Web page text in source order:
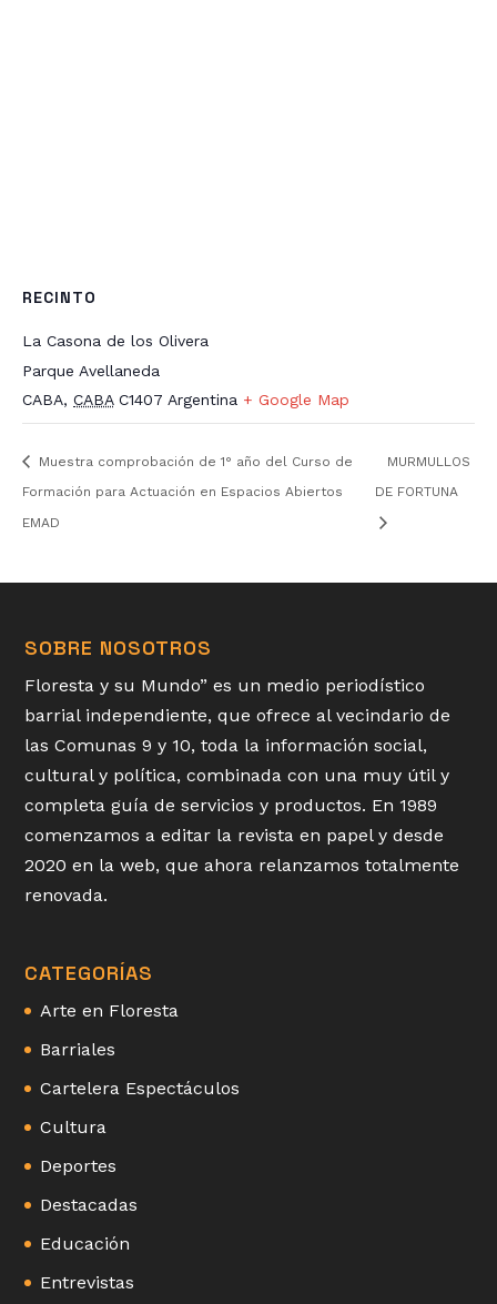
RECINTO
La Casona de los Olivera
Parque Avellaneda
CABA, CABA C1407 Argentina + Google Map
Muestra comprobación de 1° año del Curso de
Formación para Actuación en Espacios Abiertos
EMAD
MURMULLOS
DE FORTUNA
SOBRE NOSOTROS
Floresta y su Mundo” es un medio periodístico
barrial independiente, que ofrece al vecindario de
las Comunas 9 y 10, toda la información social,
cultural y política, combinada con una muy útil y
completa guía de servicios y productos. En 1989
comenzamos a editar la revista en papel y desde
2020 en la web, que ahora relanzamos totalmente
renovada.
CATEGORÍAS
Arte en Floresta
Barriales
Cartelera Espectáculos
Cultura
Deportes
Destacadas
Educación
Entrevistas